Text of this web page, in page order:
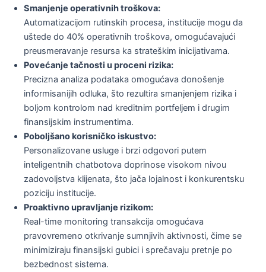
Smanjenje operativnih troškova:
Automatizacijom rutinskih procesa, institucije mogu da
uštede do 40% operativnih troškova, omogućavajući
preusmeravanje resursa ka strateškim inicijativama.
Povećanje tačnosti u proceni rizika:
Precizna analiza podataka omogućava donošenje
informisanijih odluka, što rezultira smanjenjem rizika i
boljom kontrolom nad kreditnim portfeljem i drugim
finansijskim instrumentima.
Poboljšano korisničko iskustvo:
Personalizovane usluge i brzi odgovori putem
inteligentnih chatbotova doprinose visokom nivou
zadovoljstva klijenata, što jača lojalnost i konkurentsku
poziciju institucije.
Proaktivno upravljanje rizikom:
Real-time monitoring transakcija omogućava
pravovremeno otkrivanje sumnjivih aktivnosti, čime se
minimiziraju finansijski gubici i sprečavaju pretnje po
bezbednost sistema.